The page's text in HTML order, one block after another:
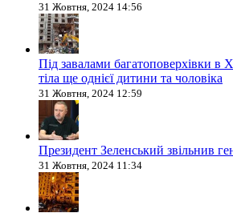
31 Жовтня, 2024 14:56
Під завалами багатоповерхівки в
тіла ще однієї дитини та чоловіка
31 Жовтня, 2024 12:59
Президент Зеленський звільнив
31 Жовтня, 2024 11:34